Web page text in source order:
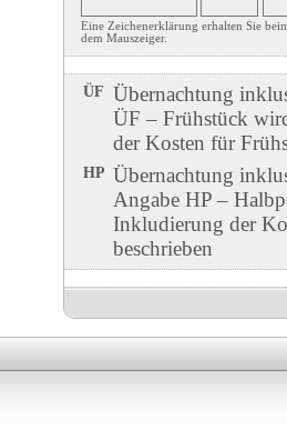
Eine Zeichenerklärung erhalten Sie
dem Mauszeiger.
ÜF Übernachtung
ÜF – Frühstück
der Kosten für
HP Übernachtung
Angabe HP –
Inkludierung der
beschrieben